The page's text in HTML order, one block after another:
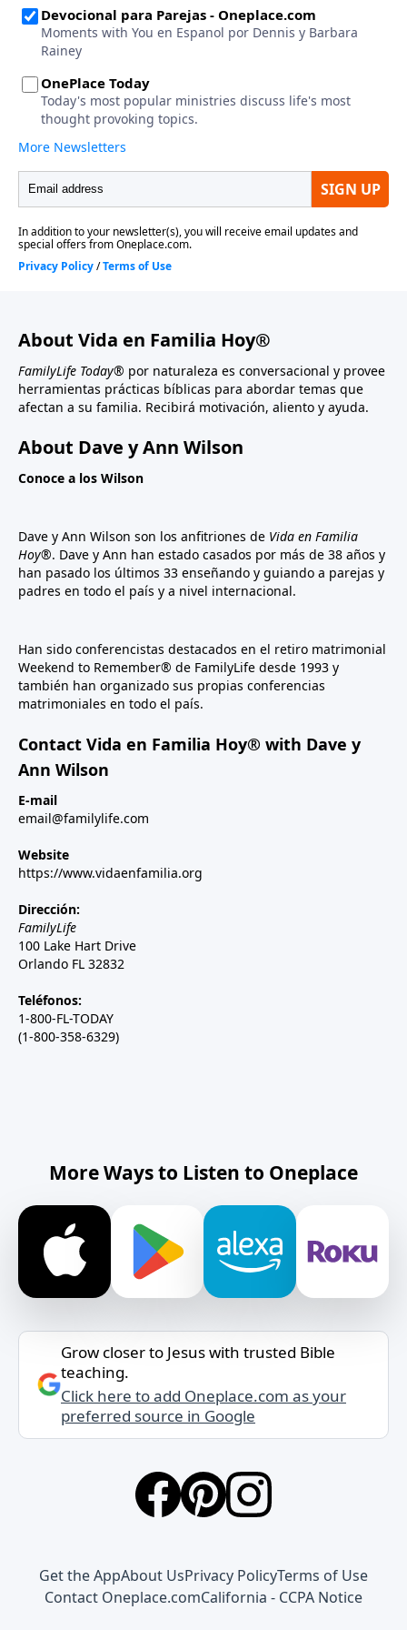
About Vida en Familia Hoy®
FamilyLife Today® por naturaleza es conversacional y provee
herramientas prácticas bíblicas para abordar temas que
afectan a su familia. Recibirá motivación, aliento y ayuda.
About Dave y Ann Wilson
Conoce a los Wilson
Dave y Ann Wilson son los anfitriones de Vida en Familia
Hoy®. Dave y Ann han estado casados por más de 38 años y
han pasado los últimos 33 enseñando y guiando a parejas y
padres en todo el país y a nivel internacional.
Han sido conferencistas destacados en el retiro matrimonial
Weekend to Remember® de FamilyLife desde 1993 y
también han organizado sus propias conferencias
matrimoniales en todo el país.
Contact Vida en Familia Hoy® with Dave y
Ann Wilson
E-mail
email@familylife.com
Website
https://www.vidaenfamilia.org
Dirección:
FamilyLife
100 Lake Hart Drive
Orlando FL 32832
Teléfonos:
1-800-FL-TODAY
(1-800-358-6329)
More Ways to Listen to Oneplace
Grow closer to Jesus with trusted Bible
teaching.
Click here to add Oneplace.com as your
preferred source in Google
Get the AppAbout UsPrivacy PolicyTerms of Use
Contact Oneplace.comCalifornia - CCPA Notice